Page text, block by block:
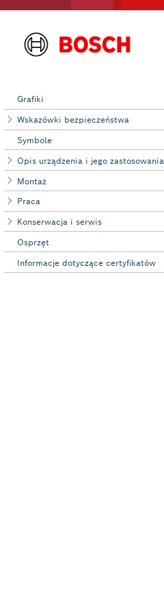
Grafiki
Wskazówki bezpieczeństwa
Symbole
Opis urządzenia i jego zastosowania
Montaż
Praca
Konserwacja i serwis
Osprzęt
Informacje dotyczące certyfikatów